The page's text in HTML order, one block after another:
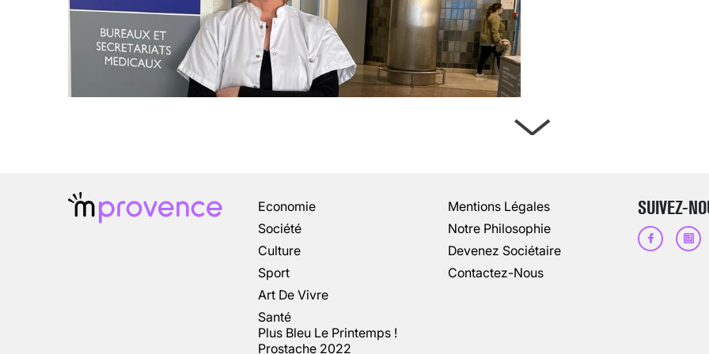
Economie
Société
Culture
Sport
Art De Vivre
Santé
Plus Bleu Le Printemps !
Prostache 2022
Mentions Légales
Notre Philosophie
Devenez Sociétaire
Contactez-Nous
SUIVEZ-